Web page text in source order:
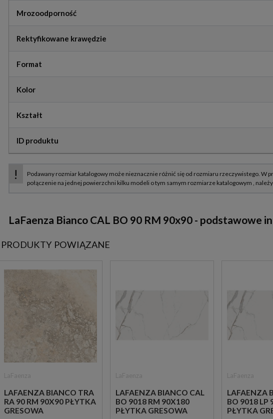
Mrozoodporność
Rektyfikowane krawędzie
Format
Kolor
Kształt
ID produktu
LaFaenza Bianco CAL BO 90 RM 90x90 - podstawowe
PRODUKTY POWIĄZANE
LAFAENZA BIANCO TRA
RA 90 RM 90X90 PŁYTKA
GRESOWA
LAFAENZA BIANCO CAL
BO 9018 RM 90X180
PŁYTKA GRESOWA
LAFAENZA
BO 9018 LP
PŁYTKA